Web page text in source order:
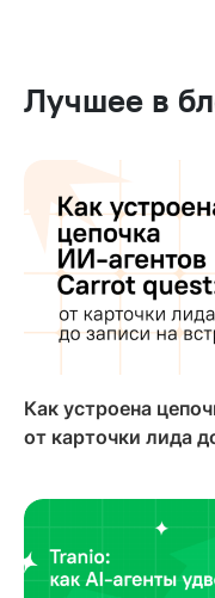
Лучшее в
Как устроена
от карточки лида